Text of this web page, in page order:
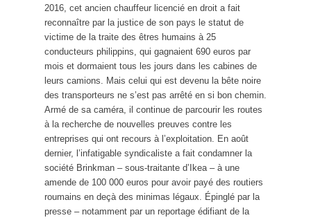
2016, cet ancien chauffeur licencié en droit a fait
reconnaître par la justice de son pays le statut de
victime de la traite des êtres humains à 25
conducteurs philippins, qui gagnaient 690 euros par
mois et dormaient tous les jours dans les cabines de
leurs camions. Mais celui qui est devenu la bête noire
des transporteurs ne s’est pas arrêté en si bon chemin.
Armé de sa caméra, il continue de parcourir les routes
à la recherche de nouvelles preuves contre les
entreprises qui ont recours à l’exploitation. En août
dernier, l’infatigable syndicaliste a fait condamner la
société Brinkman – sous-traitante d’Ikea – à une
amende de 100 000 euros pour avoir payé des routiers
roumains en deçà des minimas légaux. Épinglé par la
presse – notamment par un reportage édifiant de la